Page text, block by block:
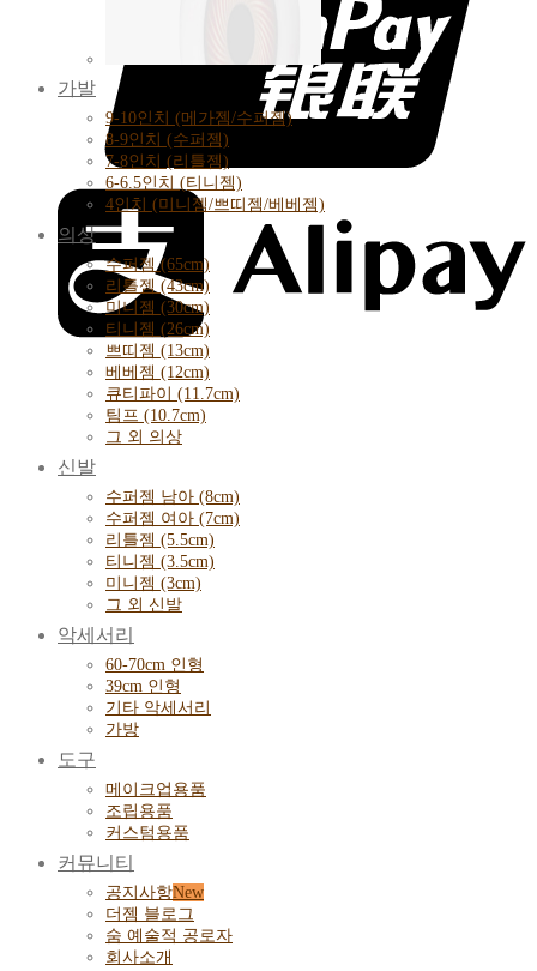
가발
9-10인치 (메가젬/수퍼젬)
8-9인치 (수퍼젬)
7-8인치 (리틀젬)
6-6.5인치 (티니젬)
4인치 (미니젬/쁘띠젬/베베젬)
의상
수퍼젬 (65cm)
리틀젬 (43cm)
미니젬 (30cm)
티니젬 (26cm)
쁘띠젬 (13cm)
베베젬 (12cm)
큐티파이 (11.7cm)
팀프 (10.7cm)
그 외 의상
신발
수퍼젬 남아 (8cm)
수퍼젬 여아 (7cm)
리틀젬 (5.5cm)
티니젬 (3.5cm)
미니젬 (3cm)
그 외 신발
악세서리
60-70cm 인형
39cm 인형
기타 악세서리
가방
도구
메이크업용품
조립용품
커스텀용품
커뮤니티
공지사항
더젬 블로그
숨 예술적 공로자
회사소개